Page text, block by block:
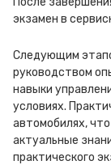
экзамен в
Следующим
руководством
навыки
условиях.
автомобилях,
актуальные
практического